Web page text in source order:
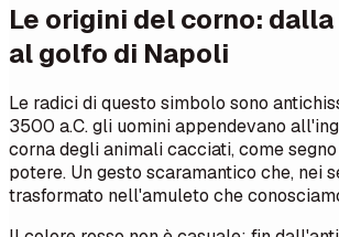
Le origini del corno:
al golfo di Napoli
Le radici di questo simbolo sono
3500 a.C. gli uomini appendevano
corna degli animali cacciati, come
potere. Un gesto scaramantico che, nei
trasformato nell'amuleto che